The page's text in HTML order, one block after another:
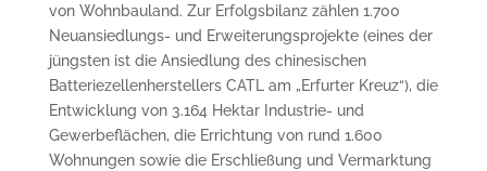
von Wohnbauland. Zur Erfolgsbilanz zählen 1.700
Neuansiedlungs- und Erweiterungsprojekte (eines der
jüngsten ist die Ansiedlung des chinesischen
Batteriezellenherstellers CATL am „Erfurter Kreuz“), die
Entwicklung von 3.164 Hektar Industrie- und
Gewerbeflächen, die Errichtung von rund 1.600
Wohnungen sowie die Erschließung und Vermarktung